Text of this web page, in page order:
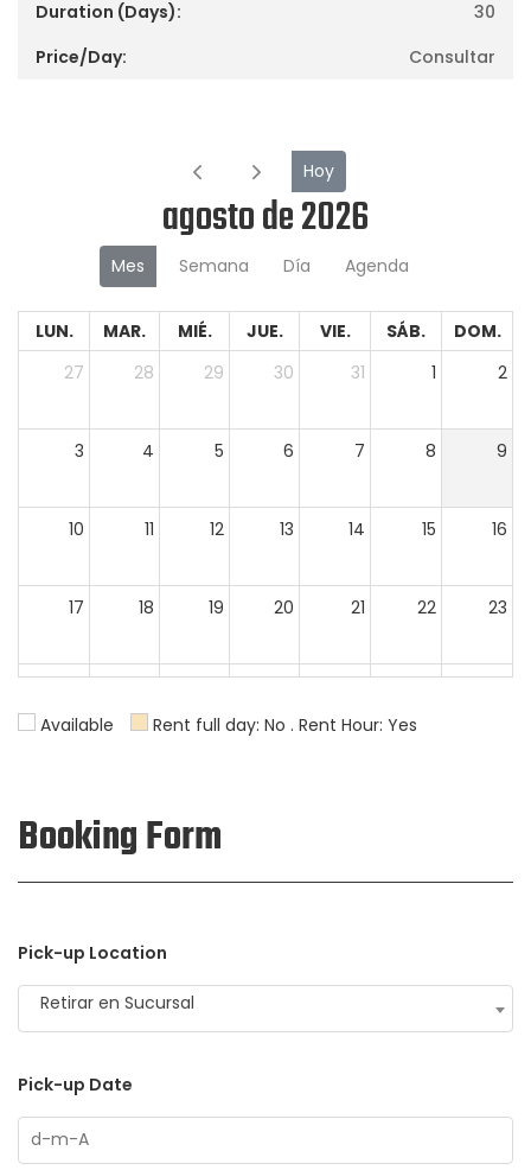
30
Consultar
Hoy
agosto de 2026
Mes Semana Día Agenda
LUN. MAR. MIÉ. JUE. VIE. SÁB.
DOM.
27
28 29 30 31 1 2
3 4 5 6 7 8 9
10 11 12 13 14 15 16
17 18 19 20 21 22 23
24 25 26 27 28 29 30
Available Rent full day: No . Rent Hour: Yes
Booking Form
Pick-up Location
Retirar en Sucursal
Pick-up Date